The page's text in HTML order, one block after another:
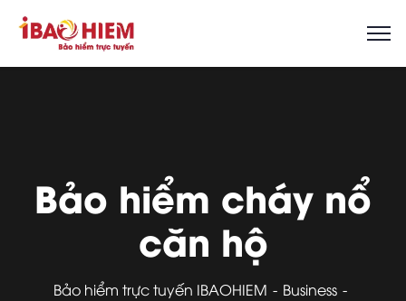
Bảo hiểm cháy nổ
căn hộ
Bảo hiểm trực tuyến IBAOHIEM
Business